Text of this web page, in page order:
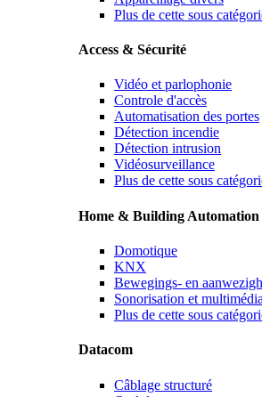
Plus de cette sous
Access & Sécurité
Vidéo et parlophonie
Controle d'accès
Automatisation des portes
Détection incendie
Détection intrusion
Vidéosurveillance
Plus de cette sous
Home & Building Automation
Domotique
KNX
Bewegings- en
Sonorisation et multimédia
Plus de cette sous
Datacom
Câblage structuré